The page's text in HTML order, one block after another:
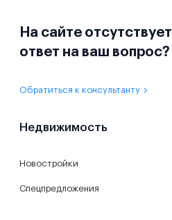
На сайте отсутствует
ответ на ваш вопрос?
Обратиться к консультанту
Недвижимость
Новостройки
Спецпредложения